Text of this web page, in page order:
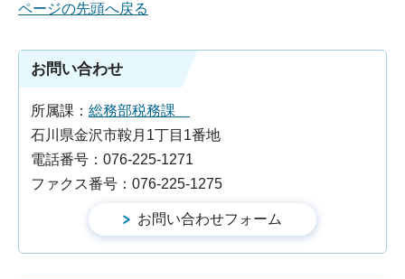
ページの先頭へ戻る
お問い合わせ
所属課： 総務部税務課
石川県金沢市鞍月1丁目1番地
電話番号：076-225-1271
ファクス番号：076-225-1275